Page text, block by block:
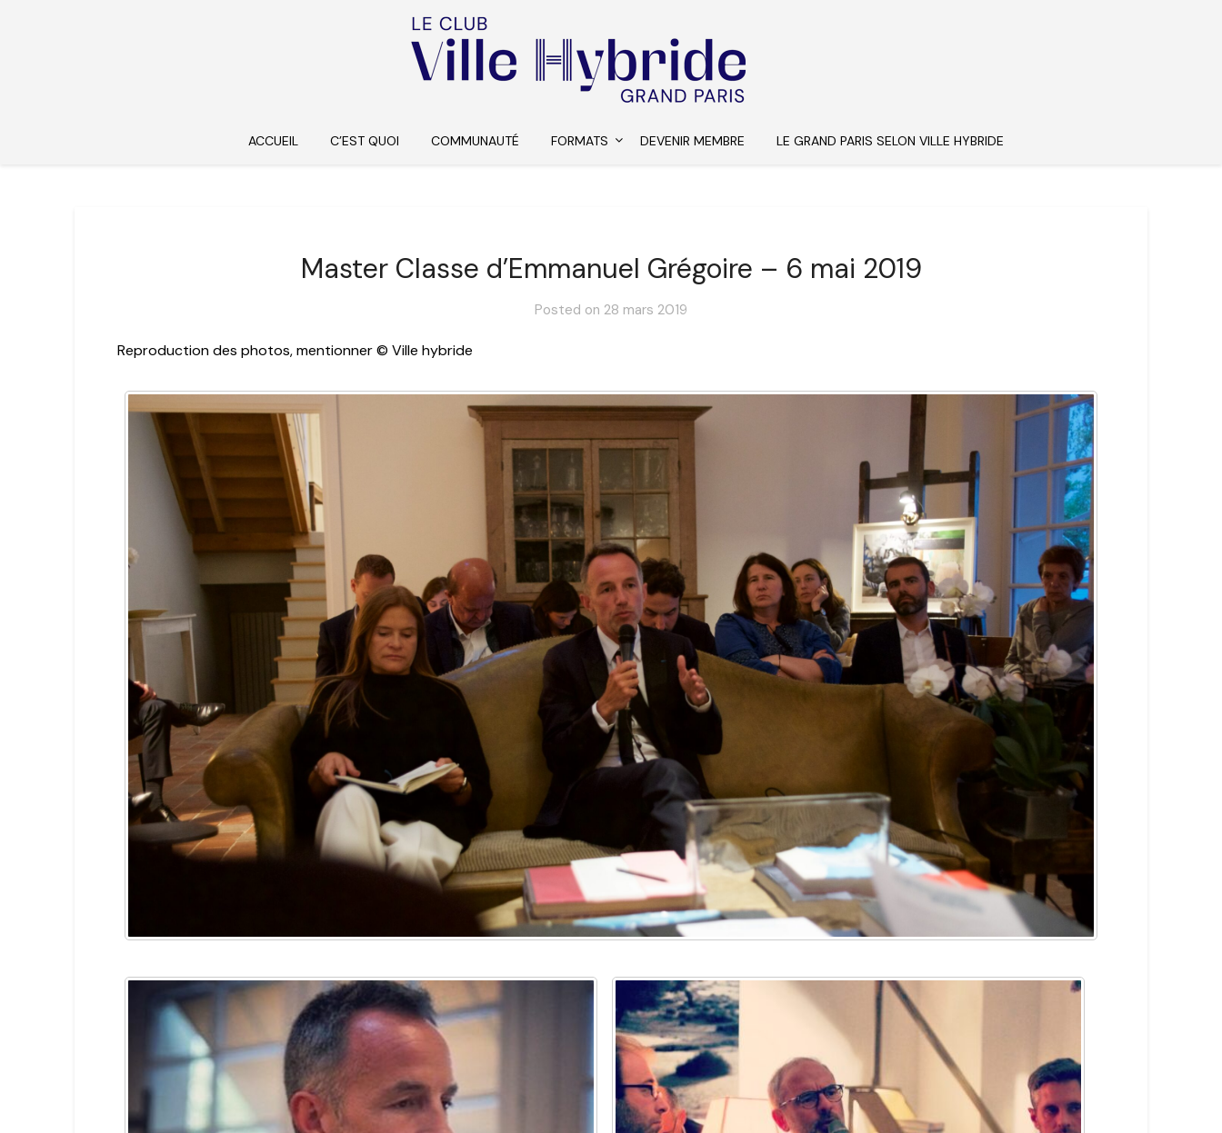
ACCUEIL C’EST QUOI COMMUNAUTÉ FORMATS DEVENIR MEMBRE LE GRAND PARIS SELON VILLE HYBRIDE
Master Classe d’Emmanuel Grégoire – 6 mai 2019
Posted on 28 mars 2019
Reproduction des photos, mentionner © Ville hybride